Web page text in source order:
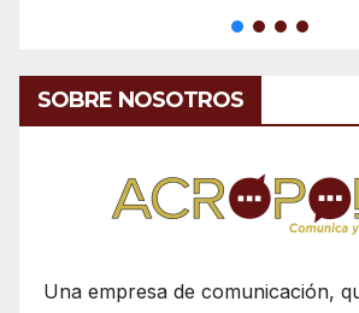
SOBRE NOSOTROS
Una empresa de comunicación,